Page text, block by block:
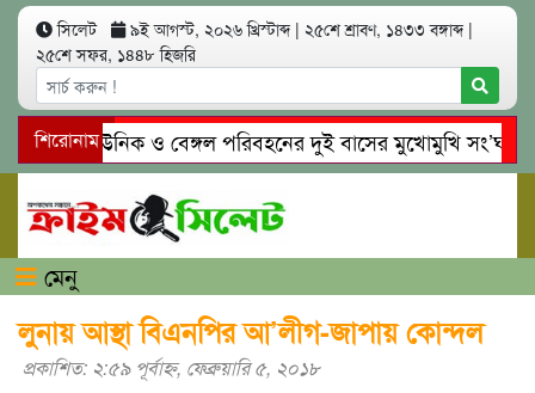
সিলেট ৯ই আগস্ট, ২০২৬ খ্রিস্টাব্দ | ২৫শে শ্রাবণ, ১৪৩৩ বঙ্গাব্দ |
২৫শে সফর, ১৪৪৮ হিজরি
শিরোনাম
ইউনিক ও বেঙ্গল পরিবহনের দুই বাসের মুখোমুখি সং’ঘ’র্ষে
প্রেমের ফাঁদে তরুণী পাচার: মাদকাসক্ত রিমালকে গ্রেপ্তারের
মেনু
লুনায় আস্থা বিএনপির আ’লীগ-জাপায় কোন্দল
প্রকাশিত: ২:৫৯ পূর্বাহ্ণ, ফেব্রুয়ারি ৫, ২০১৮